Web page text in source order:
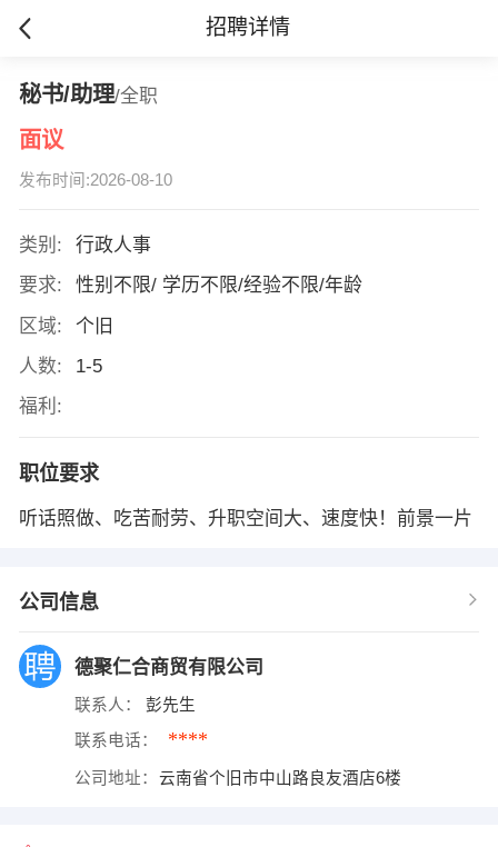
招聘详情
秘书/助理/全职
面议
发布时间:2026-08-10
类别:
行政人事
要求:
性别不限/ 学历不限/经验不限/年龄
区域:
个旧
人数:
1-5
福利:
职位要求
听话照做、吃苦耐劳、升职空间大、速度快！前景一片
公司信息
德聚仁合商贸有限公司
联系人： 彭先生
联系电话： ****
公司地址： 云南省个旧市中山路良友酒店6楼